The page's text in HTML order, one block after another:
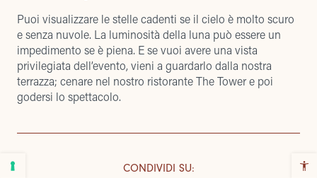
Puoi visualizzare le stelle cadenti se il cielo è molto scuro
e senza nuvole. La luminosità della luna può essere un
impedimento se è piena. E se vuoi avere una vista
privilegiata dell’evento, vieni a guardarlo dalla nostra
terrazza; cenare nel nostro ristorante The Tower e poi
godersi lo spettacolo.
CONDIVIDI SU: